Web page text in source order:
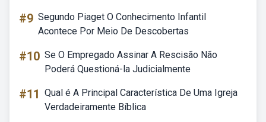
#9 Segundo Piaget O Conhecimento Infantil
Acontece Por Meio De Descobertas
#10 Se O Empregado Assinar A Rescisão Não
Poderá Questioná-la Judicialmente
#11 Qual é A Principal Característica De Uma Igreja
Verdadeiramente Bíblica